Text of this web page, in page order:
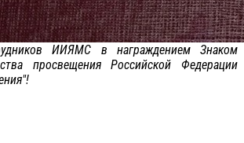
ИИЯМС в награждением Знаком
просвещения Российской Федерации